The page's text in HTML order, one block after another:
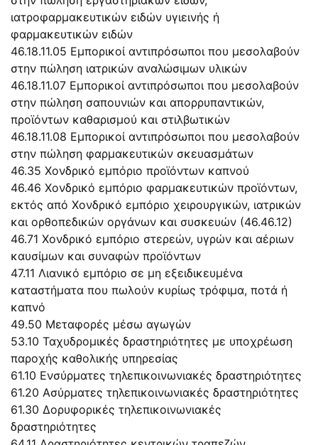
ιατροφαρμακευτικών ειδών υγιεινής ή
φαρμακευτικών ειδών
46.18.11.05 Εμπορικοί αντιπρόσωποι που μεσολαβούν
στην πώληση ιατρικών αναλώσιμων υλικών
46.18.11.07 Εμπορικοί αντιπρόσωποι που μεσολαβούν
στην πώληση σαπουνιών και απορρυπαντικών,
προϊόντων καθαρισμού και στιλβωτικών
46.18.11.08 Εμπορικοί αντιπρόσωποι που μεσολαβούν
στην πώληση φαρμακευτικών σκευασμάτων
46.35 Χονδρικό εμπόριο προϊόντων καπνού
46.46 Χονδρικό εμπόριο φαρμακευτικών προϊόντων,
εκτός από Χονδρικό εμπόριο χειρουργικών, ιατρικών
και ορθοπεδικών οργάνων και συσκευών (46.46.12)
46.71 Χονδρικό εμπόριο στερεών, υγρών και αέριων
καυσίμων και συναφών προϊόντων
47.11 Λιανικό εμπόριο σε μη εξειδικευμένα
καταστήματα που πωλούν κυρίως τρόφιμα, ποτά ή
καπνό
49.50 Μεταφορές μέσω αγωγών
53.10 Ταχυδρομικές δραστηριότητες με υποχρέωση
παροχής καθολικής υπηρεσίας
61.10 Ενσύρματες τηλεπικοινωνιακές δραστηριότητες
61.20 Ασύρματες τηλεπικοινωνιακές δραστηριότητες
61.30 Δορυφορικές τηλεπικοινωνιακές
δραστηριότητες